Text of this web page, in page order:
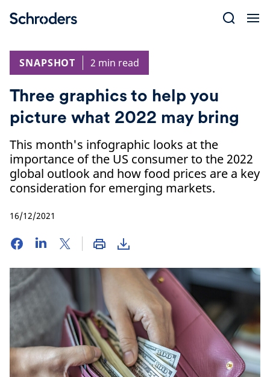
SNAPSHOT
2 min read
Three graphics to help you
picture what 2022 may bring
This month's infographic looks at the
importance of the US consumer to the 2022
global outlook and how food prices are a key
consideration for emerging markets.
16/12/2021